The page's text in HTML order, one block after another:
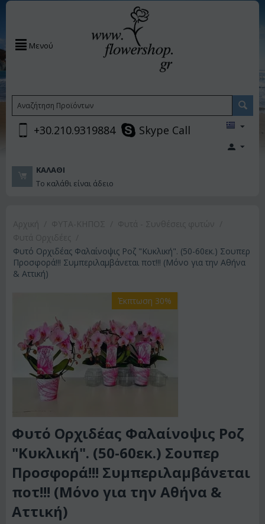
Μενού
+30.210.9319884 Skype Call
ΚΑΛΆΘΙ
Το καλάθι είναι άδειο
Φυτό Ορχιδέας Φαλαίνοψις Ροζ "Κυκλική". (50-60εκ.) Σουπερ
Προσφορά!!! Συμπεριλαμβάνεται ποτ!!! (Μόνο για την Αθήνα
& Αττική)
Έκπτωση 30%
Φυτό Ορχιδέας Φαλαίνοψις Ροζ
"Κυκλική". (50-60εκ.) Σουπερ
Προσφορά!!! Συμπεριλαμβάνεται
ποτ!!! (Μόνο για την Αθήνα &
Αττική)